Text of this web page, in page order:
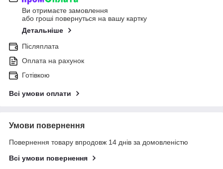
Ви отримаєте замовлення
або гроші повернуться на вашу картку
Детальніше
Післяплата
Оплата на рахунок
Готівкою
Всі умови оплати
Умови повернення
Повернення товару впродовж 14 днів за домовленістю
Всі умови повернення